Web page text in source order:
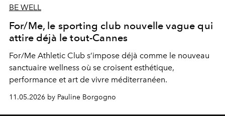
BE WELL
For/Me, le sporting club nouvelle vague qui
attire déjà le tout-Cannes
For/Me Athletic Club s’impose déjà comme le nouveau
sanctuaire wellness où se croisent esthétique,
performance et art de vivre méditerranéen.
11.05.2026 by Pauline Borgogno